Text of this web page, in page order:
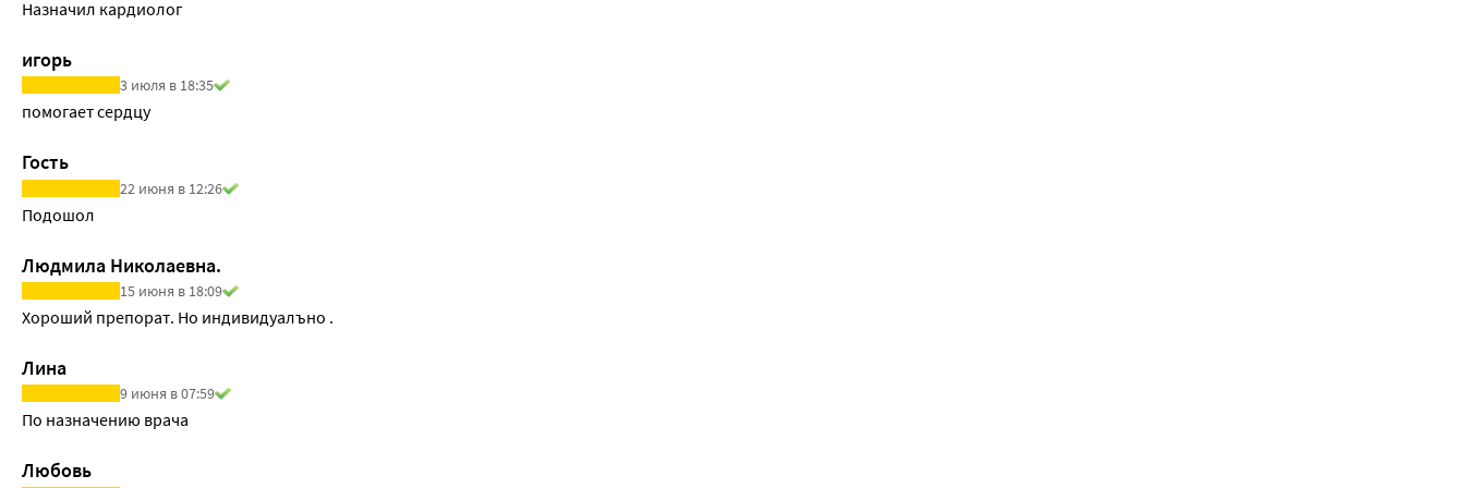
Назначил кардиолог
игорь
3 июля в 18:35
помогает сердцу
Гость
22 июня в 12:26
Подошол
Людмила Николаевна.
15 июня в 18:09
Хороший препорат. Но индивидуалъно .
Лина
9 июня в 07:59
По назначению врача
Любовь